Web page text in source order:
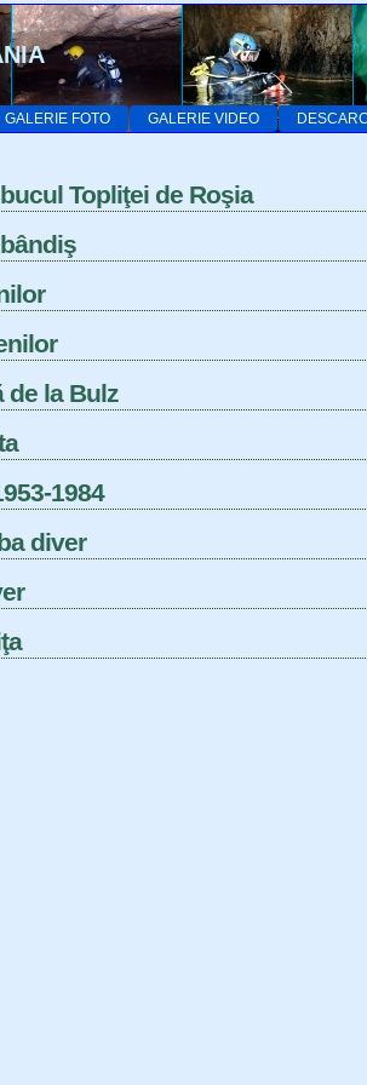
GALERIE FOTO GALERIE VIDEO
Topliţei de Roşia
de la Bulz
1984
diver